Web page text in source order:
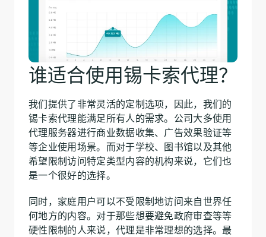
谁适合使用锡卡索代理？
我们提供了非常灵活的定制选项，因此，我们的
锡卡索代理能满足所有人的需求。公司大多使用
代理服务器进行商业数据收集、广告效果验证等
等企业使用场景。而对于学校、图书馆以及其他
希望限制访问特定类型内容的机构来说，它们也
是一个很好的选择。
同时，家庭用户可以不受限制地访问来自世界任
何地方的内容。对于那些想要避免政府审查等等
硬性限制的人来说，代理是非常理想的选择。最